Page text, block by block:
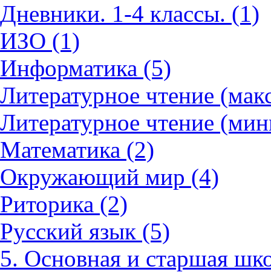
Дневники. 1-4 классы. (1)
ИЗО (1)
Информатика (5)
Литературное чтение
Литературное чтение
Математика (2)
Окружающий мир (4)
Риторика (2)
Русский язык (5)
5. Основная и старшая